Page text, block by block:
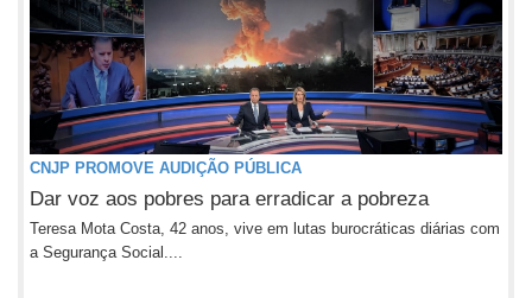
CNJP PROMOVE AUDIÇÃO PÚBLICA
Dar voz aos pobres para erradicar a pobreza
Teresa Mota Costa, 42 anos, vive em lutas burocráticas diárias com
a Segurança Social....